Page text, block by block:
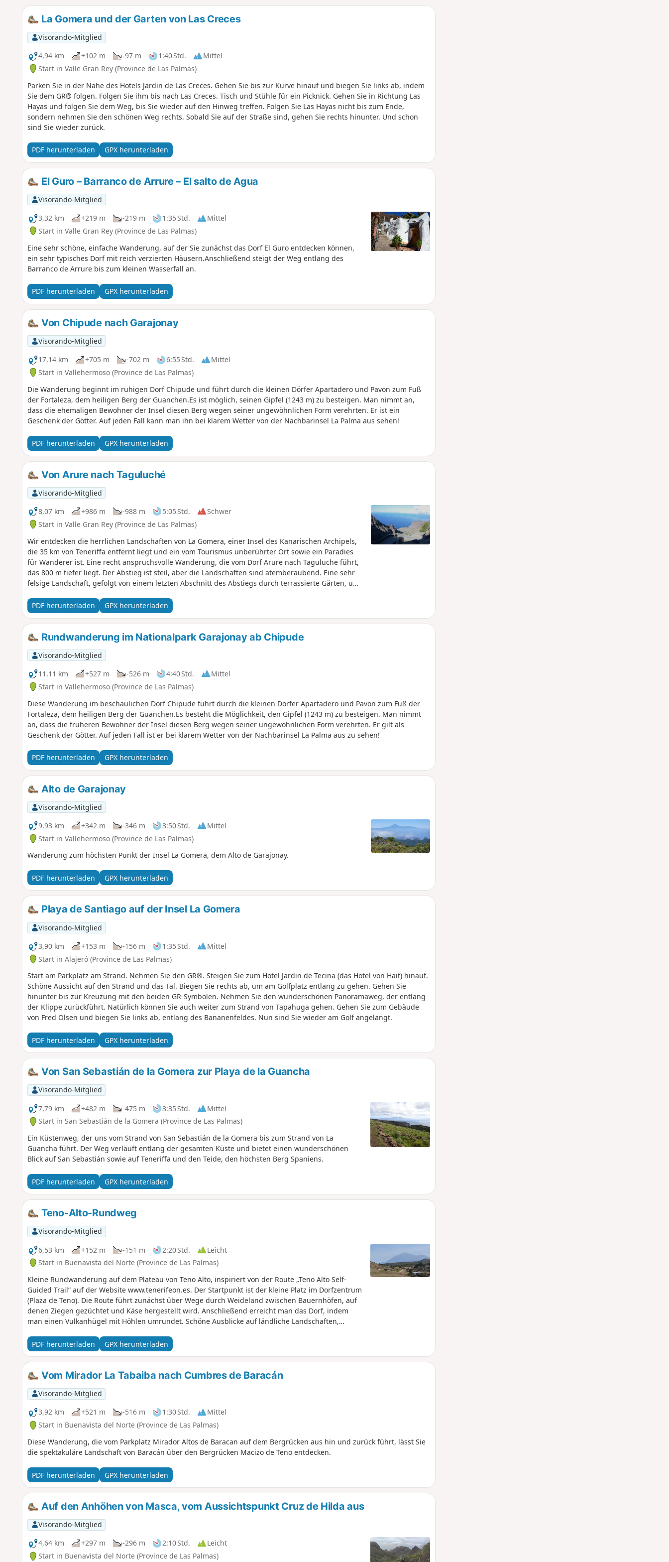
La Gomera und der Garten von Las Creces
Visorando-Mitglied
4,94 km
+102 m -97 m 1:40 Std.
Mittel
Start in Valle Gran Rey (Province de Las Palmas)
Parken Sie in der Nähe des Hotels Jardin de Las Creces. Gehen Sie bis zur Kurve hinauf und biegen Sie links ab, indem
Sie dem GR® folgen. Folgen Sie ihm bis nach Las Creces. Tisch und Stühle für ein Picknick. Gehen Sie in Richtung Las
Hayas und folgen Sie dem Weg, bis Sie wieder auf den Hinweg treffen. Folgen Sie Las Hayas nicht bis zum Ende,
sondern nehmen Sie den schönen Weg rechts. Sobald Sie auf der Straße sind, gehen Sie rechts hinunter. Und schon
sind Sie wieder zurück.
PDF herunterladen GPX herunterladen
El Guro – Barranco de Arrure – El salto de Agua
Visorando-Mitglied
3,32 km
+219 m -219 m 1:35 Std.
Mittel
Start in Valle Gran Rey (Province de Las Palmas)
Eine sehr schöne, einfache Wanderung, auf der Sie zunächst das Dorf El Guro entdecken können,
ein sehr typisches Dorf mit reich verzierten Häusern.Anschließend steigt der Weg entlang des
Barranco de Arrure bis zum kleinen Wasserfall an.
PDF herunterladen GPX herunterladen
Von Chipude nach Garajonay
Visorando-Mitglied
17,14 km
+705 m -702 m 6:55 Std.
Mittel
Start in Vallehermoso (Province de Las Palmas)
Die Wanderung beginnt im ruhigen Dorf Chipude und führt durch die kleinen Dörfer Apartadero und Pavon zum Fuß
der Fortaleza, dem heiligen Berg der Guanchen.Es ist möglich, seinen Gipfel (1243 m) zu besteigen. Man nimmt an,
dass die ehemaligen Bewohner der Insel diesen Berg wegen seiner ungewöhnlichen Form verehrten. Er ist ein
Geschenk der Götter. Auf jeden Fall kann man ihn bei klarem Wetter von der Nachbarinsel La Palma aus sehen!
PDF herunterladen GPX herunterladen
Von Arure nach Taguluché
Visorando-Mitglied
8,07 km
+986 m -988 m 5:05 Std.
Schwer
Start in Valle Gran Rey (Province de Las Palmas)
Wir entdecken die herrlichen Landschaften von La Gomera, einer Insel des Kanarischen Archipels,
die 35 km von Teneriffa entfernt liegt und ein vom Tourismus unberührter Ort sowie ein Paradies
für Wanderer ist. Eine recht anspruchsvolle Wanderung, die vom Dorf Arure nach Taguluche führt,
das 800 m tiefer liegt. Der Abstieg ist steil, aber die Landschaften sind atemberaubend. Eine sehr
felsige Landschaft, gefolgt von einem letzten Abschnitt des Abstiegs durch terrassierte Gärten, um
PDF herunterladen
GPX herunterladen
Rundwanderung im Nationalpark Garajonay ab Chipude
Visorando-Mitglied
11,11 km
+527 m -526 m 4:40 Std.
Mittel
Start in Vallehermoso (Province de Las Palmas)
Diese Wanderung im beschaulichen Dorf Chipude führt durch die kleinen Dörfer Apartadero und Pavon zum Fuß der
Fortaleza, dem heiligen Berg der Guanchen.Es besteht die Möglichkeit, den Gipfel (1243 m) zu besteigen. Man nimmt
an, dass die früheren Bewohner der Insel diesen Berg wegen seiner ungewöhnlichen Form verehrten. Er gilt als
Geschenk der Götter. Auf jeden Fall ist er bei klarem Wetter von der Nachbarinsel La Palma aus zu sehen!
PDF herunterladen GPX herunterladen
Alto de Garajonay
Visorando-Mitglied
9,93 km
+342 m -346 m 3:50 Std.
Mittel
Start in Vallehermoso (Province de Las Palmas)
Wanderung zum höchsten Punkt der Insel La Gomera, dem Alto de Garajonay.
PDF herunterladen GPX herunterladen
Playa de Santiago auf der Insel La Gomera
Visorando-Mitglied
3,90 km
+153 m -156 m 1:35 Std.
Mittel
Start in Alajeró (Province de Las Palmas)
Start am Parkplatz am Strand. Nehmen Sie den GR®. Steigen Sie zum Hotel Jardin de Tecina (das Hotel von Hait) hinauf.
Schöne Aussicht auf den Strand und das Tal. Biegen Sie rechts ab, um am Golfplatz entlang zu gehen. Gehen Sie
hinunter bis zur Kreuzung mit den beiden GR-Symbolen. Nehmen Sie den wunderschönen Panoramaweg, der entlang
der Klippe zurückführt. Natürlich können Sie auch weiter zum Strand von Tapahuga gehen. Gehen Sie zum Gebäude
von Fred Olsen und biegen Sie links ab, entlang des Bananenfeldes. Nun sind Sie wieder am Golf angelangt.
PDF herunterladen GPX herunterladen
Von San Sebastián de la Gomera zur Playa de la Guancha
Visorando-Mitglied
7,79 km
+482 m -475 m 3:35 Std.
Mittel
Start in San Sebastián de la Gomera (Province de Las Palmas)
Ein Küstenweg, der uns vom Strand von San Sebastián de la Gomera bis zum Strand von La
Guancha führt. Der Weg verläuft entlang der gesamten Küste und bietet einen wunderschönen
Blick auf San Sebastián sowie auf Teneriffa und den Teide, den höchsten Berg Spaniens.
PDF herunterladen GPX herunterladen
Teno-Alto-Rundweg
Visorando-Mitglied
6,53 km
+152 m -151 m 2:20 Std.
Leicht
Start in Buenavista del Norte (Province de Las Palmas)
Kleine Rundwanderung auf dem Plateau von Teno Alto, inspiriert von der Route „Teno Alto Self-
Guided Trail“ auf der Website www.tenerifeon.es. Der Startpunkt ist der kleine Platz im Dorfzentrum
(Plaza de Teno). Die Route führt zunächst über Wege durch Weideland zwischen Bauernhöfen, auf
denen Ziegen gezüchtet und Käse hergestellt wird. Anschließend erreicht man das Dorf, indem
man einen Vulkanhügel mit Höhlen umrundet. Schöne Ausblicke auf ländliche Landschaften,
(Hin- und Rückweg) mit schattigen Abschnitten einen Ausblick auf die Punta del Teno. Zum
Zeitpunkt der Wanderung (Mitte November 2023) gab es im Dorf direkt am Platz die Bar Los
Bailadreros, die geöffnet war und in der man essen und trinken konnte: Die Wanderung verläuft
jedoch die meiste Zeit in der prallen Sonne. Sie wird übrigens von vielen Wanderern frequentiert,
PDF herunterladen GPX herunterladen
Vom Mirador La Tabaiba nach Cumbres de Baracán
Visorando-Mitglied
3,92 km
+521 m -516 m 1:30 Std.
Mittel
Start in Buenavista del Norte (Province de Las Palmas)
Diese Wanderung, die vom Parkplatz Mirador Altos de Baracan auf dem Bergrücken aus hin und zurück führt, lässt Sie
die spektakuläre Landschaft von Baracán über den Bergrücken Macizo de Teno entdecken.
PDF herunterladen GPX herunterladen
Auf den Anhöhen von Masca, vom Aussichtspunkt Cruz de Hilda aus
Visorando-Mitglied
4,64 km
+297 m -296 m 2:10 Std.
Leicht
Start in Buenavista del Norte (Province de Las Palmas)